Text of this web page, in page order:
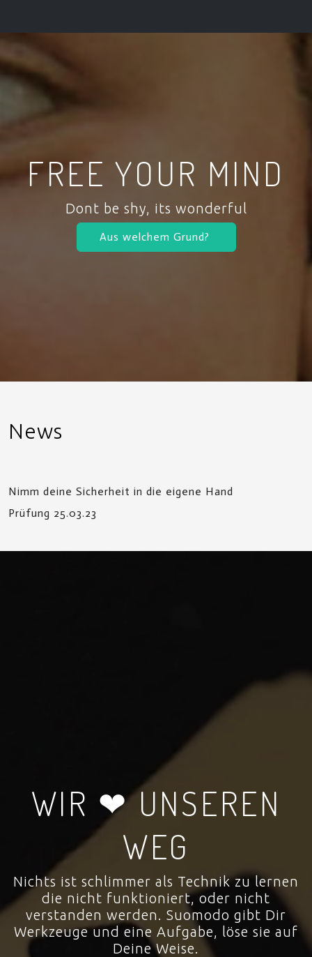
FREE YOUR MIND
Dont be shy, its wonderful
Aus welchem Grund?
News
Nimm deine Sicherheit in die eigene Hand
Prüfung 25.03.23
WIR ❤ UNSEREN
WEG
Nichts ist schlimmer als Technik zu lernen
die nicht funktioniert, oder nicht
verstanden werden. Suomodo gibt Dir
Werkzeuge und eine Aufgabe, löse sie auf
Deine Weise.